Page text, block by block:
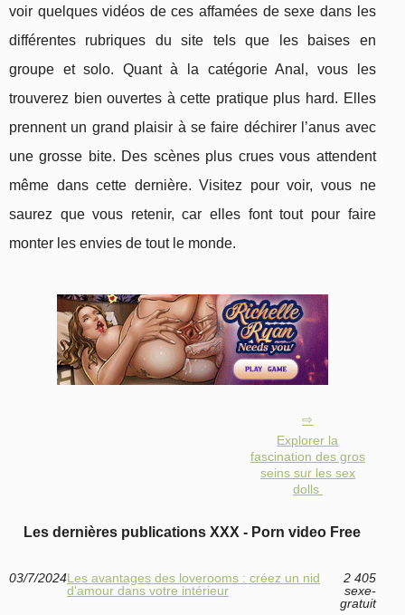
voir quelques vidéos de ces affamées de sexe dans les
différentes rubriques du site tels que les baises en
groupe et solo. Quant à la catégorie Anal, vous les
trouverez bien ouvertes à cette pratique plus hard. Elles
prennent un grand plaisir à se faire déchirer l’anus avec
une grosse bite. Des scènes plus crues vous attendent
même dans cette dernière. Visitez pour voir, vous ne
saurez que vous retenir, car elles font tout pour faire
monter les envies de tout le monde.
Explorer la
fascination des gros
seins sur les sex
dolls
Les dernières publications XXX - Porn video Free
03/7/2024Les avantages des loverooms : créez un nid
d'amour dans votre intérieur
2 405
sexe-
gratuit